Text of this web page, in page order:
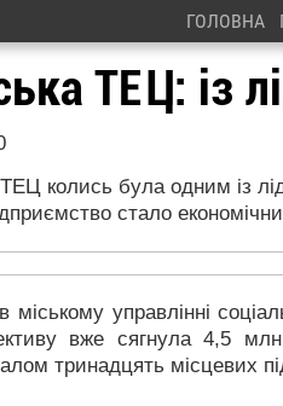
ГОЛОВНА
ТЕЦ: із
колись була одним із
стало
управлінні
вже сягнула 4,5
тринадцять місцевих